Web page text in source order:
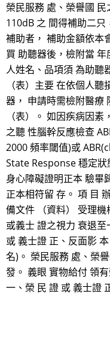
榮民服務 處、榮譽國
110dB 之 間得補助二
補助者， 補助金額依本
買 助聽器後，檢附當
人姓名、品項須 為助聽
（表）主要 在依個人聽
器， 申請時需檢附醫療
（表）。 如因疾病因
之聽 性腦幹反應檢查
2000 頻率閾值)或
State Response 穩定狀
身心障礙證明正本 驗畢
正本相符留 存。 項 目
備文件 （資料） 受理
或義士 證之視力 衰退
或 義士證 正、反面影
名)。 榮民服務 處、榮
發。 義眼 實物給付 領
一、榮 民 證 或 義士證